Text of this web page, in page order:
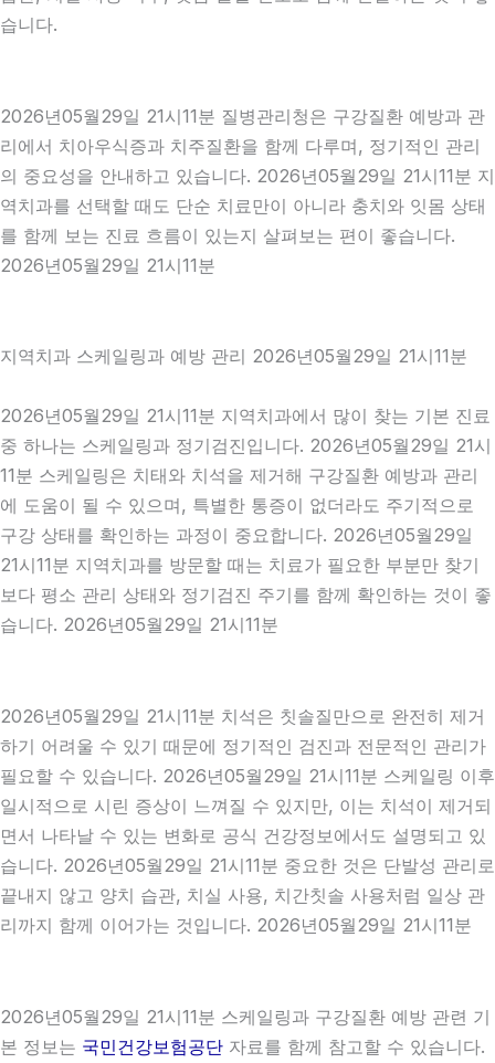
습니다.
2026년05월29일 21시11분 질병관리청은 구강질환 예방과 관
리에서 치아우식증과 치주질환을 함께 다루며, 정기적인 관리
의 중요성을 안내하고 있습니다. 2026년05월29일 21시11분 지
역치과를 선택할 때도 단순 치료만이 아니라 충치와 잇몸 상태
를 함께 보는 진료 흐름이 있는지 살펴보는 편이 좋습니다.
2026년05월29일 21시11분
지역치과 스케일링과 예방 관리 2026년05월29일 21시11분
2026년05월29일 21시11분 지역치과에서 많이 찾는 기본 진료
중 하나는 스케일링과 정기검진입니다. 2026년05월29일 21시
11분 스케일링은 치태와 치석을 제거해 구강질환 예방과 관리
에 도움이 될 수 있으며, 특별한 통증이 없더라도 주기적으로
구강 상태를 확인하는 과정이 중요합니다. 2026년05월29일
21시11분 지역치과를 방문할 때는 치료가 필요한 부분만 찾기
보다 평소 관리 상태와 정기검진 주기를 함께 확인하는 것이 좋
습니다. 2026년05월29일 21시11분
2026년05월29일 21시11분 치석은 칫솔질만으로 완전히 제거
하기 어려울 수 있기 때문에 정기적인 검진과 전문적인 관리가
필요할 수 있습니다. 2026년05월29일 21시11분 스케일링 이후
일시적으로 시린 증상이 느껴질 수 있지만, 이는 치석이 제거되
면서 나타날 수 있는 변화로 공식 건강정보에서도 설명되고 있
습니다. 2026년05월29일 21시11분 중요한 것은 단발성 관리로
끝내지 않고 양치 습관, 치실 사용, 치간칫솔 사용처럼 일상 관
리까지 함께 이어가는 것입니다. 2026년05월29일 21시11분
2026년05월29일 21시11분 스케일링과 구강질환 예방 관련 기
본 정보는 국민건강보험공단 자료를 함께 참고할 수 있습니다.